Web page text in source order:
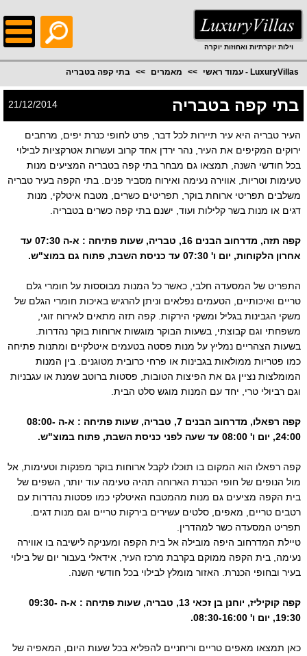
וילות יוקרתיות ואחוזות יוקרה
LuxuryVillas - עמוד ראשי מאמרים בתי קפה בטבריה
בתי קפה בטבריה 21/12/2014
העיר טבריה היא עיר תיירות לכל דבר, פרט לחופי כנרת יפים, מרחבים
ירוקים המקיפים את העיר, נהר ירדן אחד קרוב ועשרות אטרקציות לבילוי
בכל חודשי השנה, תמצאו גם מבחר בתי קפה בטבריה המציעים מנות
טעימות וטריות, אווירה נעימה ואירוח מסביר פנים. בתי הקפה בעיר טבריה
משלבים תפריטי ארוחת בוקר, תפריטים כשרים, מטבח איטלקי, מנות
דגים או מנות בשר קלילות ועוד, ישנם בתי קפה כשרים בטבריה.
קפה תזה, מדרחוב הבנים 16, טבריה, שעות פתיחה : א-ה 07:30 עד
אחרון הלקוחות, יום ו' 07:30 עד כניסת השבת, פתוח גם במוצ"ש.
התפריט של המסעדה חלבי, כאשר כל המנות מבוססות על חומרי גלם
טריים ואיכותיים, הטעמים נפלאים וניתן להרגיש באיכות חומרי הגלם של
משקי הגבינות בגליל ומשקי הירקות. קפה תזה מתאים לאירוח זוגי,
משפחתי וגם קבוצתי, בשעות הבוקר מוגשות ארוחות בוקר נהדרות.
בשעות הצהריים נמליץ על מנות פסטה בטעמים איטלקיים ומתנות פתיחה
כמו פטריות ממולאות בגבינות או פרחי כרובית מטוגנים. בין המנות
המומלצות נציין גם את הפיצות הטובות, פסטות ברוטב שמנת או עגבניות
וגם רביולי טרי, יחד עם המנות מוגש סלט הבית.
קפה רפאלו, מדרחוב הבנים 7, טבריה, שעות פתיחה : א-ה 08:00-
24:00, יום ו' 08:00 עד שעה לפני כניסת השבת, פתוח במוצ"ש.
קפה רפאלו הוא המקום בו תוכלו לקבל ארוחות בוקר מפנקות וטעימות, אל
מול הנופים של חופי הכנרת הארוחה תהיה טעימה עוד יותר, השפים של
בית הקפה מציעים גם מנות מהמטבח האיטלקי כמו פסטות נהדרות עם
רטבים טריים, מאפים, סלטים עשירים בירקות טריים וגם מנות דגים.
תפריט המסעדה כשר למהדרין.
טיילת המדרחוב היפה מובילה אל בית הקפה ומעניקה לישיבה בו אווירה
נעימה, בית הקפה ממוקם בקרבת מרכז העיר, אידאלי בעבור יום של בילוי
בעיר ובחופי הכנרת. האזור מומלץ לבילוי בכל חודשי השנה.
קפה קוקיליז, יוחנן בן זכאי 13, טבריה, שעות פתיחה : א-ה 09:30-
19:30, יום ו' 08:30-16:00.
כאן תמצאו מאפים טריים וריחניים להפליא בכל שעות היום, המאפיה של